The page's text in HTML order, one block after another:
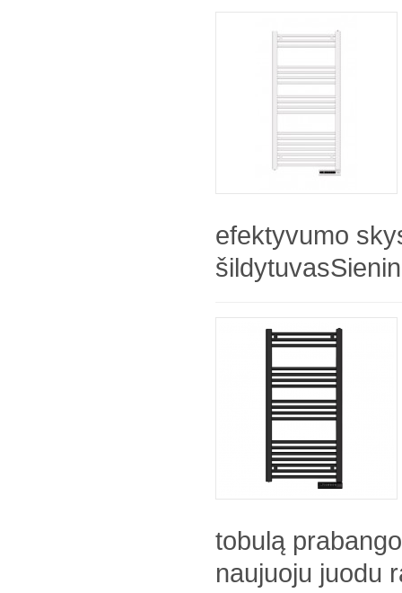
efektyvumo
tobulą
naujuoju juodu